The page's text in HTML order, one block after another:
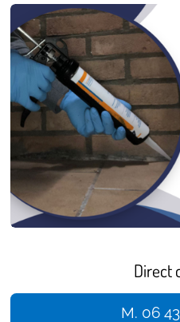
Direct
M. 06